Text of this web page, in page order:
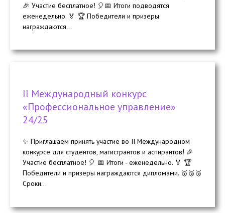
🎉 Участие бесплатное! 🎈📅 Итоги подводятся
еженедельно. 🏅 🏆 Победители и призеры
награждаются...
II Международный конкурс
«Профессиональное управление»
24/25
✨ Приглашаем принять участие во II Международном
конкурсе для студентов, магистрантов и аспирантов! 🎉
Участие бесплатное! 🎈 📅 Итоги - еженедельно. 🏅 🏆
Победители и призеры награждаются дипломами. 🥇🥈🥉
Сроки...